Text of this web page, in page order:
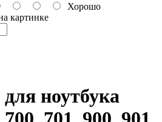
Хорошо
картинке
ноутбука